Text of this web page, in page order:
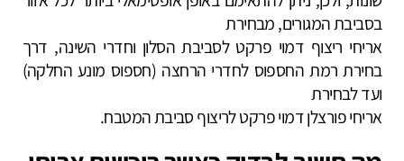
בסביבת המגורים, מבחירת
אריחי ריצוף דמוי פרקט לסביבת הסלון וחדרי השינה, דרך
בחירת רמת החספוס לחדרי הרחצה (חספוס מונע החלקה)
ועד לבחירת
אריחי פורצלן דמוי פרקט לריצוף סביבת המטבח.